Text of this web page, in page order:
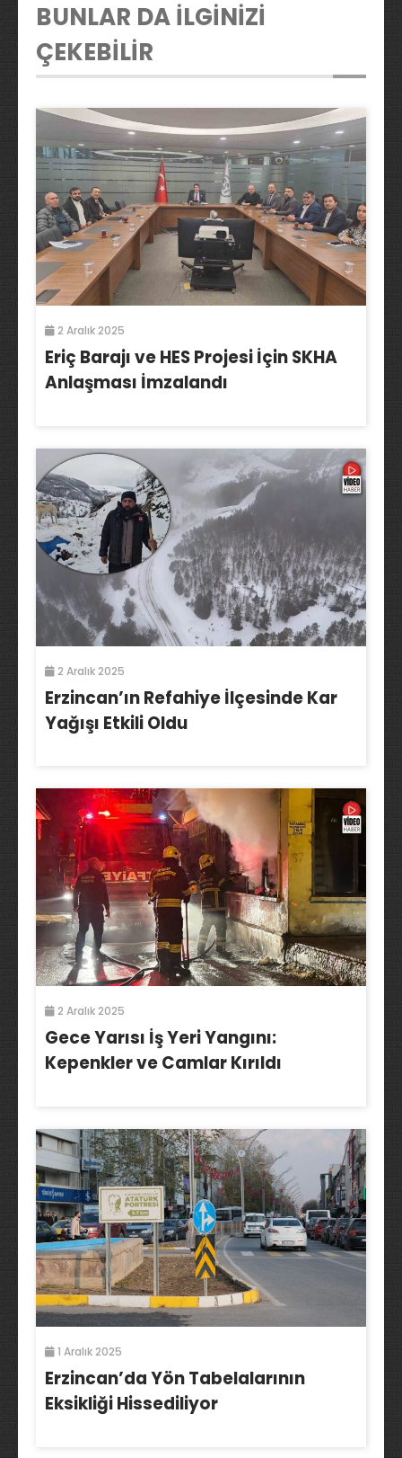
BUNLAR DA İLGİNİZİ
ÇEKEBİLİR
2 Aralık 2025
Eriç Barajı ve HES Projesi İçin SKHA
Anlaşması İmzalandı
2 Aralık 2025
Erzincan’ın Refahiye İlçesinde Kar
Yağışı Etkili Oldu
2 Aralık 2025
Gece Yarısı İş Yeri Yangını:
Kepenkler ve Camlar Kırıldı
1 Aralık 2025
Erzincan’da Yön Tabelalarının
Eksikliği Hissediliyor